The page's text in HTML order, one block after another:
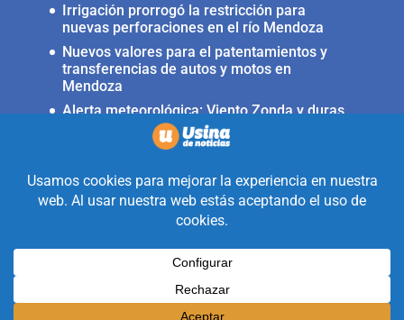
Irrigación prorrogó la restricción para
nuevas perforaciones en el río Mendoza
Nuevos valores para el patentamientos y
transferencias de autos y motos en
Mendoza
Alerta meteorológica: Viento Zonda y duras
condiciones en alta montaña
Fuerte terremoto muy cerca del Valle de
Realizado con la mirada equidistante de
alguien a quién solo le interesa
informar que ocurre en Valle de Uco.
Diseñado y Desarrollado porLegion Design